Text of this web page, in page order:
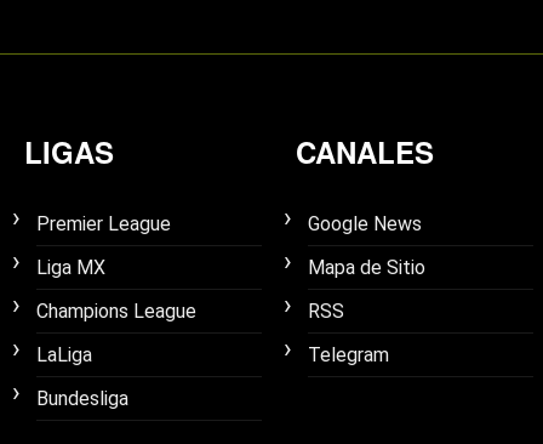
LIGAS
Premier League
Liga MX
Champions League
LaLiga
Bundesliga
CANALES
Google News
Mapa de Sitio
RSS
Telegram